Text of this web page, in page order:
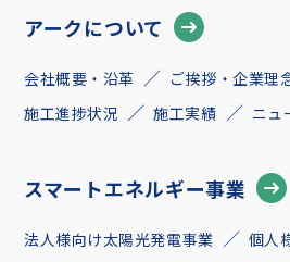
アークについて
会社概要・沿革 ご挨拶・企業理
施工進捗状況
施工実績 ニュ
スマートエネルギー事業
法人様向け太陽光発電事業 個人